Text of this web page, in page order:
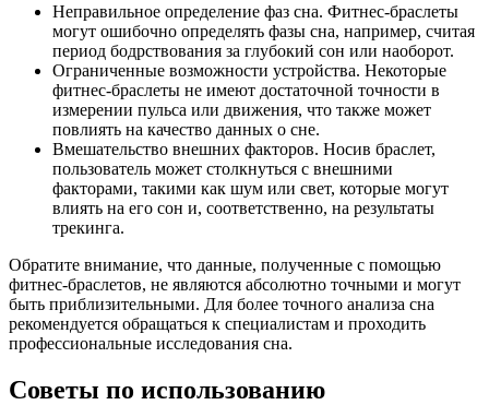
Неправильное определение фаз сна. Фитнес-браслеты
могут ошибочно определять фазы сна, например, считая
период бодрствования за глубокий сон или наоборот.
Ограниченные возможности устройства. Некоторые
фитнес-браслеты не имеют достаточной точности в
измерении пульса или движения, что также может
повлиять на качество данных о сне.
Вмешательство внешних факторов. Носив браслет,
пользователь может столкнуться с внешними
факторами, такими как шум или свет, которые могут
влиять на его сон и, соответственно, на результаты
трекинга.
Обратите внимание, что данные, полученные с помощью
фитнес-браслетов, не являются абсолютно точными и могут
быть приблизительными. Для более точного анализа сна
рекомендуется обращаться к специалистам и проходить
профессиональные исследования сна.
Советы по использованию